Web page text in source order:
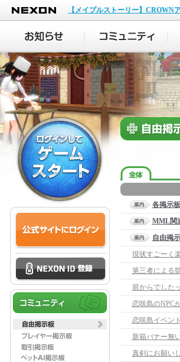
NEXON
【メイプルストーリー】CROWN
各掲示
MML関
自由掲
現状すごーく
前からでした
恋咲島のNPC
恋咲島イベン
新箱バナー無
真剣にお願い